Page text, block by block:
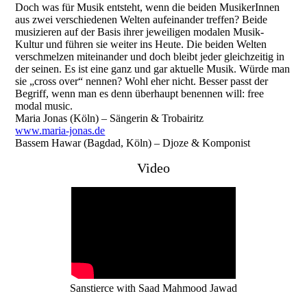
Doch was für Musik entsteht, wenn die beiden MusikerInnen
aus zwei verschiedenen Welten aufeinander treffen? Beide
musizieren auf der Basis ihrer jeweiligen modalen Musik-
Kultur und führen sie weiter ins Heute. Die beiden Welten
verschmelzen miteinander und doch bleibt jeder gleichzeitig in
der seinen. Es ist eine ganz und gar aktuelle Musik. Würde man
sie „cross over“ nennen? Wohl eher nicht. Besser passt der
Begriff, wenn man es denn überhaupt benennen will: free
modal music.
Maria Jonas (Köln) – Sängerin & Trobairitz
www.maria-jonas.de
Bassem Hawar (Bagdad, Köln) – Djoze & Komponist
Video
Sanstierce with Saad Mahmood Jawad